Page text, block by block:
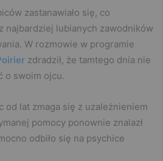
zastanawiało się, co
najbardziej lubianych zawodników
W rozmowie w programie
zdradził, że tamtego dnia nie
o swoim ojcu.
od lat zmaga się z uzależnieniem
pomocy ponownie znalazł
odbiło się na psychice